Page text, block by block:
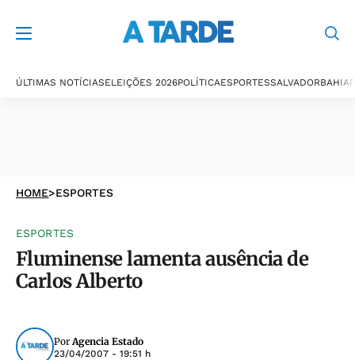
ÚLTIMAS NOTÍCIASELEIÇÕES 2026POLÍTICAESPORTESSALVADORBAHIA
HOME>ESPORTES
ESPORTES
Fluminense lamenta ausência de
Carlos Alberto
PorAgencia Estado
23/04/2007 - 19:51 h